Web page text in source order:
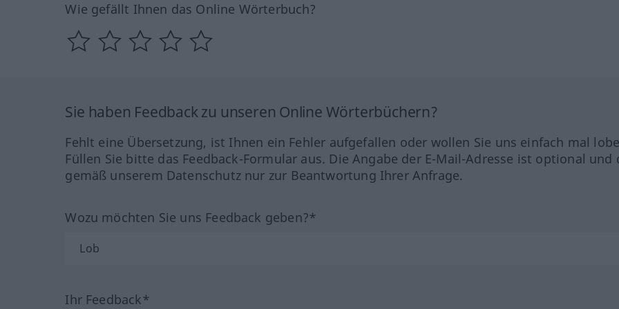
Wie gefällt Ihnen das Online Wörterbuch?
Sie haben Feedback zu unseren Online Wörterbüchern?
Fehlt eine Übersetzung, ist Ihnen ein Fehler aufgefallen oder wollen Sie uns einfach mal
Füllen Sie bitte das Feedback-Formular aus. Die Angabe der E-Mail-Adresse ist optional und
gemäß unserem Datenschutz nur zur Beantwortung Ihrer Anfrage.
Wozu möchten Sie uns Feedback geben?*
Ihr Feedback*